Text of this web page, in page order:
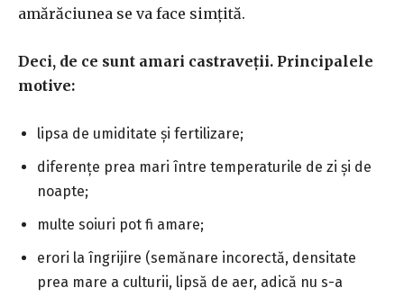
amărăciunea se va face simțită.
Deci, de ce sunt amari castraveții. Principalele
motive:
lipsa de umiditate și fertilizare;
diferențe prea mari între temperaturile de zi și de
noapte;
multe soiuri pot fi amare;
erori la îngrijire (semănare incorectă, densitate
prea mare a culturii, lipsă de aer, adică nu s-a